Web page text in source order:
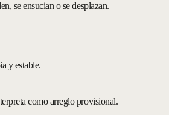
se ensucian o se desplazan.
y estable.
como arreglo provisional.